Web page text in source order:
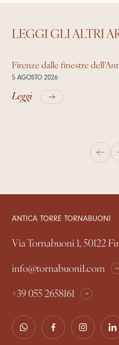
LEGGI GLI ALTRI
Firenze dalle finestre
5 AGOSTO 2026
Leggi
ANTICA TORRE TORNABUONI
Via Tornabuoni 1, 50122
info@tornabuoni1.com
+39 055 2658161